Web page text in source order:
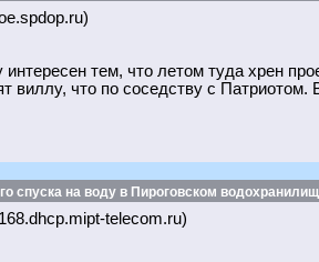
интересен тем, что летом туда хрен
виллу, что по соседству с
спуска на воду в Пироговском
telecom.ru)